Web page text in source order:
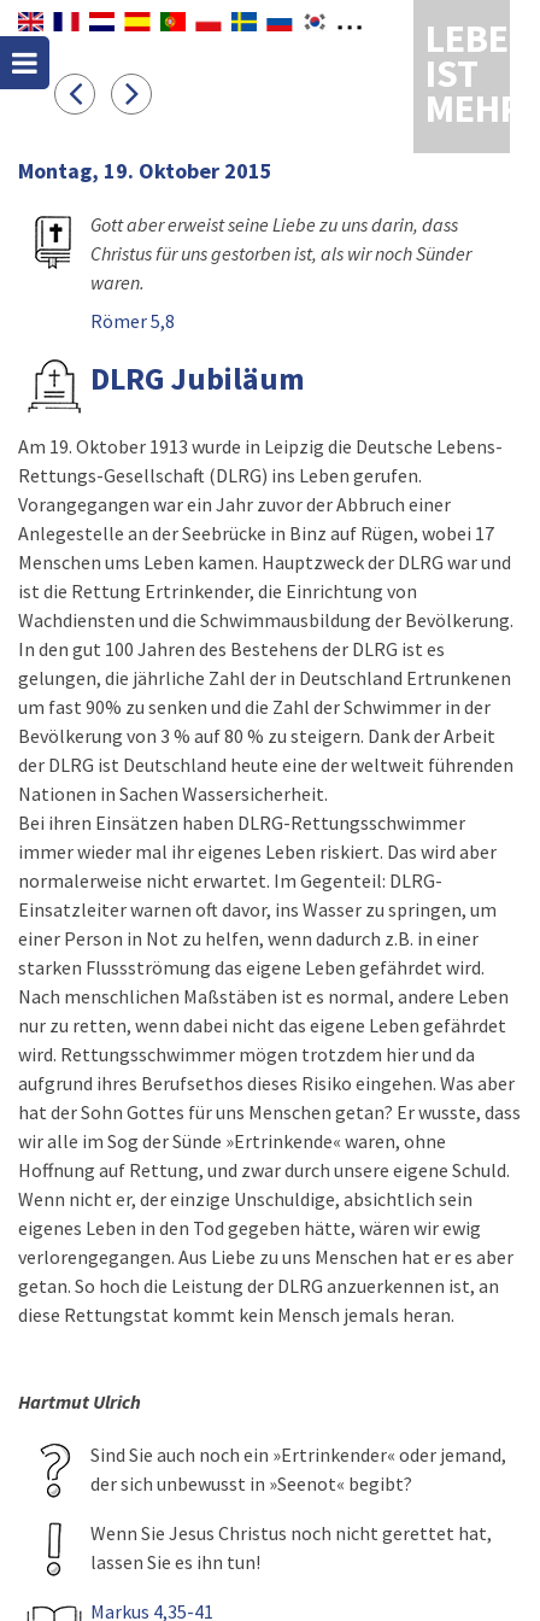
LEBEN
IST
MEHR
Montag, 19. Oktober 2015
Gott aber erweist seine Liebe zu uns darin, dass
Christus für uns gestorben ist, als wir noch Sünder
waren.
Römer 5,8
DLRG Jubiläum
Am 19. Oktober 1913 wurde in Leipzig die Deutsche Lebens-
Rettungs-Gesellschaft (DLRG) ins Leben gerufen.
Vorangegangen war ein Jahr zuvor der Abbruch einer
Anlegestelle an der Seebrücke in Binz auf Rügen, wobei 17
Menschen ums Leben kamen. Hauptzweck der DLRG war und
ist die Rettung Ertrinkender, die Einrichtung von
Wachdiensten und die Schwimmausbildung der Bevölkerung.
In den gut 100 Jahren des Bestehens der DLRG ist es
gelungen, die jährliche Zahl der in Deutschland Ertrunkenen
um fast 90% zu senken und die Zahl der Schwimmer in der
Bevölkerung von 3 % auf 80 % zu steigern. Dank der Arbeit
der DLRG ist Deutschland heute eine der weltweit führenden
Nationen in Sachen Wassersicherheit.
Bei ihren Einsätzen haben DLRG-Rettungsschwimmer
immer wieder mal ihr eigenes Leben riskiert. Das wird aber
normalerweise nicht erwartet. Im Gegenteil: DLRG-
Einsatzleiter warnen oft davor, ins Wasser zu springen, um
einer Person in Not zu helfen, wenn dadurch z.B. in einer
starken Flussströmung das eigene Leben gefährdet wird.
Nach menschlichen Maßstäben ist es normal, andere Leben
nur zu retten, wenn dabei nicht das eigene Leben gefährdet
wird. Rettungsschwimmer mögen trotzdem hier und da
aufgrund ihres Berufsethos dieses Risiko eingehen. Was aber
hat der Sohn Gottes für uns Menschen getan? Er wusste, dass
wir alle im Sog der Sünde »Ertrinkende« waren, ohne
Hoffnung auf Rettung, und zwar durch unsere eigene Schuld.
Wenn nicht er, der einzige Unschuldige, absichtlich sein
eigenes Leben in den Tod gegeben hätte, wären wir ewig
verlorengegangen. Aus Liebe zu uns Menschen hat er es aber
getan. So hoch die Leistung der DLRG anzuerkennen ist, an
diese Rettungstat kommt kein Mensch jemals heran.
Hartmut Ulrich
Sind Sie auch noch ein »Ertrinkender« oder jemand,
der sich unbewusst in »Seenot« begibt?
Wenn Sie Jesus Christus noch nicht gerettet hat,
lassen Sie es ihn tun!
Markus 4,35-41